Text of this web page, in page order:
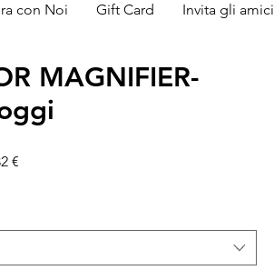
con Noi Gift Card Invita gli amici
MAGNIFIER-
€